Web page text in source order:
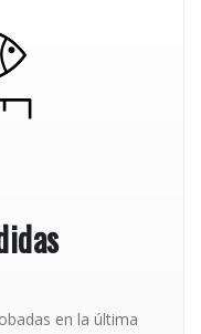
en la última